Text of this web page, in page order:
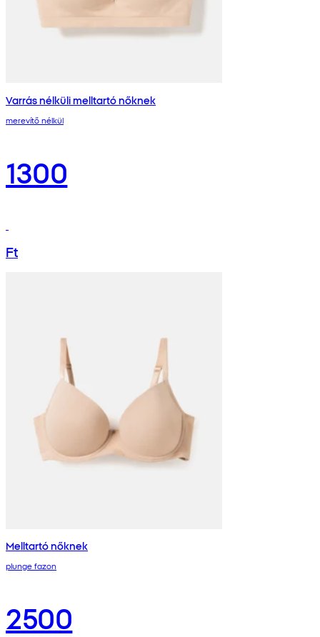
Varrás nélküli melltartó nőknek
merevítő nélkül
1300
Ft
Melltartó nőknek
plunge fazon
2500